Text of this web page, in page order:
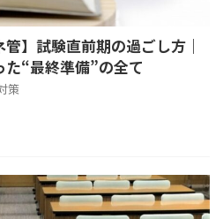
管】試験直前期の過ごし方｜
“最終準備”の全て
策